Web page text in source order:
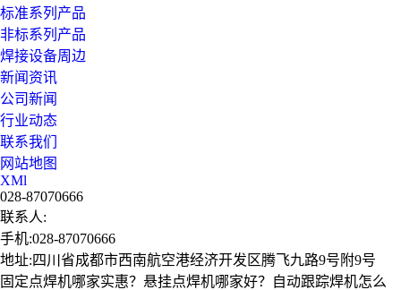
标准系列产品
非标系列产品
焊接设备周边
新闻资讯
公司新闻
行业动态
联系我们
网站地图
XMl
028-87070666
联系人:
手机:028-87070666
地址:四川省成都市西南航空港经济开发区腾飞九路9号附9号
固定点焊机哪家实惠？悬挂点焊机哪家好？自动跟踪焊机怎么